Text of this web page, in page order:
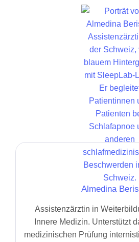
Almedina
Assistenzärztin in
Innere Medizin. Unterstützt
medizinischen Prüfung